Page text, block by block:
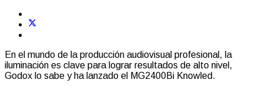
En el mundo de la producción audiovisual profesional, la
iluminación es clave para lograr resultados de alto nivel,
Godox lo sabe y ha lanzado el MG2400Bi Knowled.